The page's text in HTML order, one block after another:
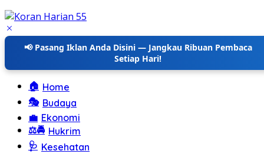
📢 Pasang Iklan Anda Disini — Jangkau Ribuan Pembaca
Setiap Hari!
🏠 Home
🎭 Budaya
💼 Ekonomi
⚖️🚔 Hukrim
🩺 Kesehatan